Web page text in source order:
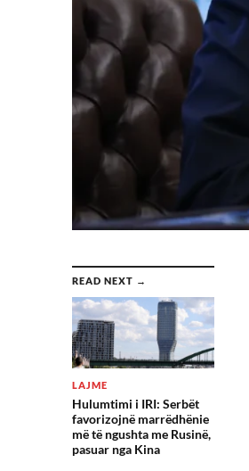
READ NEXT →
LAJME
Hulumtimi i IRI: Serbët
favorizojnë marrëdhënie
më të ngushta me Rusinë,
pasuar nga Kina